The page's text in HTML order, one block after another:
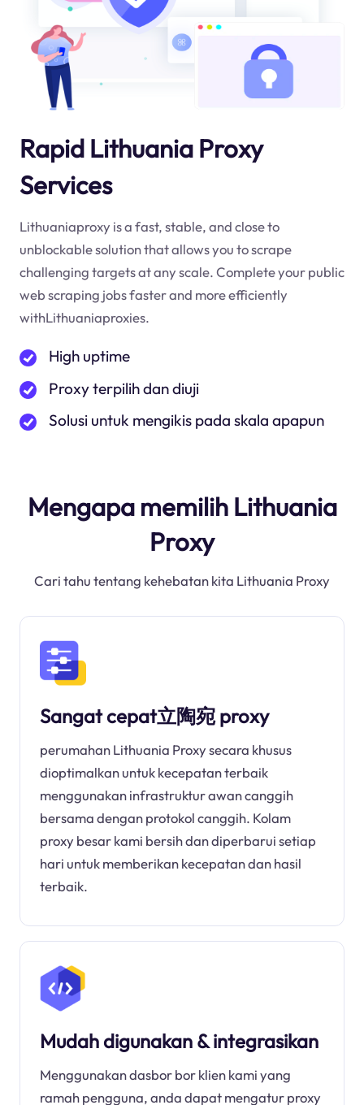
Rapid Lithuania Proxy
Services
Lithuaniaproxy is a fast, stable, and close to
unblockable solution that allows you to scrape
challenging targets at any scale. Complete your public
web scraping jobs faster and more efficiently
withLithuaniaproxies.
High uptime
Proxy terpilih dan diuji
Solusi untuk mengikis pada skala apapun
Mengapa memilih Lithuania
Proxy
Cari tahu tentang kehebatan kita Lithuania Proxy
Sangat cepat立陶宛 proxy
perumahan Lithuania Proxy secara khusus
dioptimalkan untuk kecepatan terbaik
menggunakan infrastruktur awan canggih
bersama dengan protokol canggih. Kolam
proxy besar kami bersih dan diperbarui setiap
hari untuk memberikan kecepatan dan hasil
terbaik.
Mudah digunakan & integrasikan
Menggunakan dasbor bor klien kami yang
ramah pengguna, anda dapat mengatur proxy